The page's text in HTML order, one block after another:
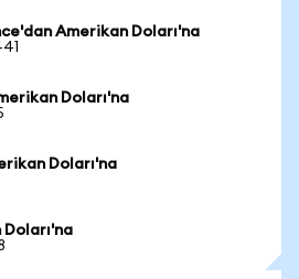
Amerikan Doları'na
Doları'na
Doları'na